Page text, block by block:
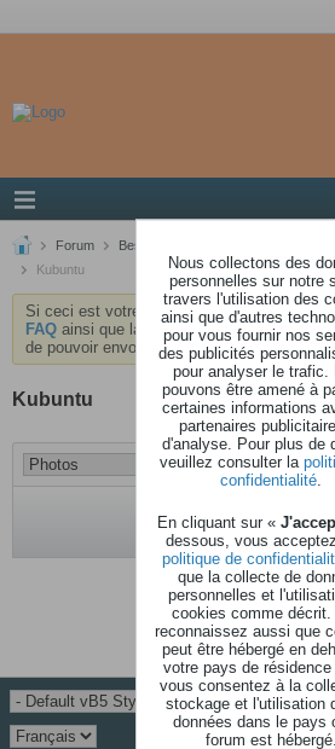
Forum Besoin d'aide ? La MAO
Kubuntu
Si ceci est votre première visite, nous
FAQ ainsi que la chartedu forum . Vous
de pouvoir envoyer des messages.
Kubuntu
Aucune photo
Nous collectons des
personnelles sur notre
travers l'utilisation des
ainsi que d'autres
pour vous fournir nos
des publicités
pour analyser le trafic.
pouvons être amené à
certaines informations
partenaires
d'analyse. Pour plus de
veuillez consulter la
confidentialité
En cliquant sur «
dessous, vous
politique de
que la collecte de
personnelles et
cookies comme décrit.
reconnaissez aussi que
peut être hébergé en
votre pays de résidence
vous consentez à la
stockage et l'utilisation
données dans le pays
forum est hébergé.